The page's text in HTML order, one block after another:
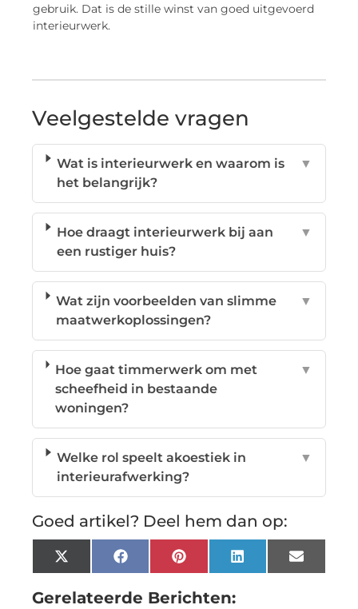
gebruik. Dat is de stille winst van goed uitgevoerd
interieurwerk.
Veelgestelde vragen
Wat is interieurwerk en waarom is
het belangrijk?
▼
Hoe draagt interieurwerk bij aan
een rustiger huis?
▼
Wat zijn voorbeelden van slimme
maatwerkoplossingen?
▼
Hoe gaat timmerwerk om met
scheefheid in bestaande
woningen?
▼
Welke rol speelt akoestiek in
interieurafwerking?
▼
Goed artikel? Deel hem dan op:
X
(Twitter)
FacebookPinterestLinkedInEmail
Gerelateerde Berichten: